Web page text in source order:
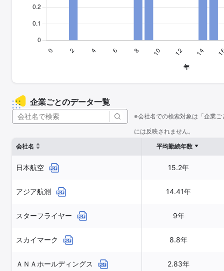
企業ごとのデータ一覧
※会社名での検索対象は「企業
には反映されません。
会社名
平均勤続年数
日本航空 15.2年
アジア航測 14.41年
スターフライヤー 9年
スカイマーク 8.8年
ＡＮＡホールディングス 2.83年